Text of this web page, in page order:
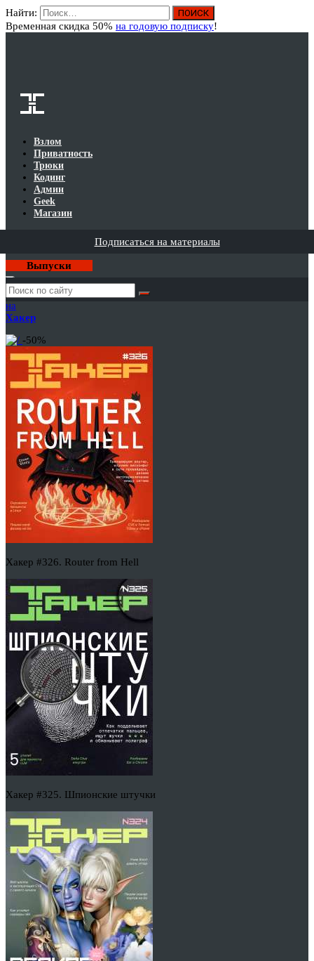
Найти:
Временная скидка 50% на годовую подписку!
Взлом
Приватность
Трюки
Кодинг
Админ
Geek
Магазин
Подписаться на материалы
Выпуски
Годовая
подписка
на
Хакер
-50%
Хакер #326. Router from Hell
Хакер #325. Шпионские штучки